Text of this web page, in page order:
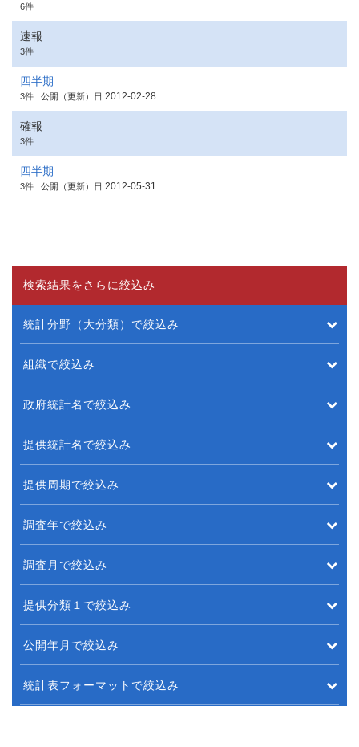
6件
速報
3件
四半期
3件 公開（更新）日 2012-02-28
確報
3件
四半期
3件 公開（更新）日 2012-05-31
検索結果をさらに絞込み
統計分野（大分類）で絞込み
組織で絞込み
政府統計名で絞込み
提供統計名で絞込み
提供周期で絞込み
調査年で絞込み
調査月で絞込み
提供分類１で絞込み
公開年月で絞込み
統計表フォーマットで絞込み